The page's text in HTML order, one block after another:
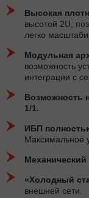
Высокая
высотой 2U,
легко
Модульная
возможность
интеграции с
Возможность
1/1.
ИБП
Максимальное
«Холодный
внешней сети.